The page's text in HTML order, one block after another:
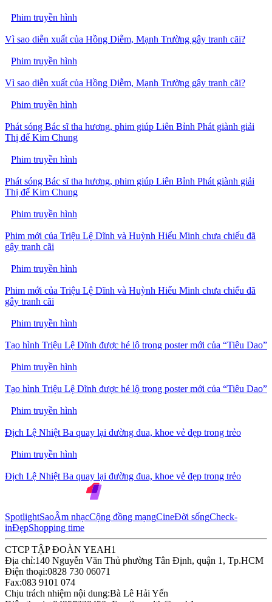
Phim truyền hình
Vì sao diễn xuất của Hồng Diễm, Mạnh Trường gây tranh cãi?
Phim truyền hình
Vì sao diễn xuất của Hồng Diễm, Mạnh Trường gây tranh cãi?
Phim truyền hình
Phát sóng Bác sĩ tha hương, phim giúp Liên Bỉnh Phát giành giải
Thị đế Kim Chung
Phim truyền hình
Phát sóng Bác sĩ tha hương, phim giúp Liên Bỉnh Phát giành giải
Thị đế Kim Chung
Phim truyền hình
Phim mới của Triệu Lệ Dĩnh và Huỳnh Hiểu Minh chưa chiếu đã
gây tranh cãi
Phim truyền hình
Phim mới của Triệu Lệ Dĩnh và Huỳnh Hiểu Minh chưa chiếu đã
gây tranh cãi
Phim truyền hình
Tạo hình Triệu Lệ Dĩnh được hé lộ trong poster mới của “Tiêu Dao”
Phim truyền hình
Tạo hình Triệu Lệ Dĩnh được hé lộ trong poster mới của “Tiêu Dao”
Phim truyền hình
Địch Lệ Nhiệt Ba quay lại đường đua, khoe vẻ đẹp trong trẻo
Phim truyền hình
Địch Lệ Nhiệt Ba quay lại đường đua, khoe vẻ đẹp trong trẻo
SpotlightSaoÂm nhạcCộng đồng mạngCineĐời sốngCheck-
inĐẹpShopping time
CTCP TẬP ĐOÀN YEAH1
Địa chỉ:140 Nguyễn Văn Thủ phường Tân Định, quận 1, Tp.HCM
Điện thoại:0828 730 06071
Fax:083 9101 074
Chịu trách nhiệm nội dung:Bà Lê Hải Yến